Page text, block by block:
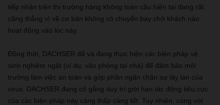
tiếp nhận trên thị trường hàng không toàn cầu hiện tại đang rất
căng thẳng vì về cơ bản không có chuyến bay chở khách nào
hoạt động vào lúc này.
Đồng thời, DACHSER đã và đang thực hiện các biện pháp vệ
sinh nghiêm ngặt (ví dụ: văn phòng tại nhà) để đảm bảo môi
trường làm việc an toàn và góp phần ngăn chặn sự lây lan của
virus. DACHSER đang cố gắng duy trì giới hạn tác động tiêu cực
của các biện pháp này càng thấp càng tốt. Tuy nhiên, cùng với